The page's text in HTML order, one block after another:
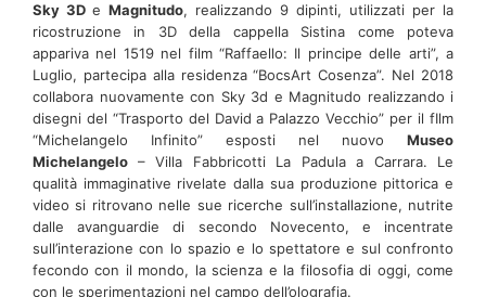
Sky 3D e Magnitudo, realizzando 9 dipinti, utilizzati per la
ricostruzione in 3D della cappella Sistina come poteva
appariva nel 1519 nel film “Raffaello: Il principe delle arti”, a
Luglio, partecipa alla residenza “BocsArt Cosenza”. Nel 2018
collabora nuovamente con Sky 3d e Magnitudo realizzando i
disegni del “Trasporto del David a Palazzo Vecchio” per il fIlm
“Michelangelo Infinito” esposti nel nuovo Museo
Michelangelo – Villa Fabbricotti La Padula a Carrara. Le
qualità immaginative rivelate dalla sua produzione pittorica e
video si ritrovano nelle sue ricerche sull’installazione, nutrite
dalle avanguardie di secondo Novecento, e incentrate
sull’interazione con lo spazio e lo spettatore e sul confronto
fecondo con il mondo, la scienza e la filosofia di oggi, come
con le sperimentazioni nel campo dell’olografia.